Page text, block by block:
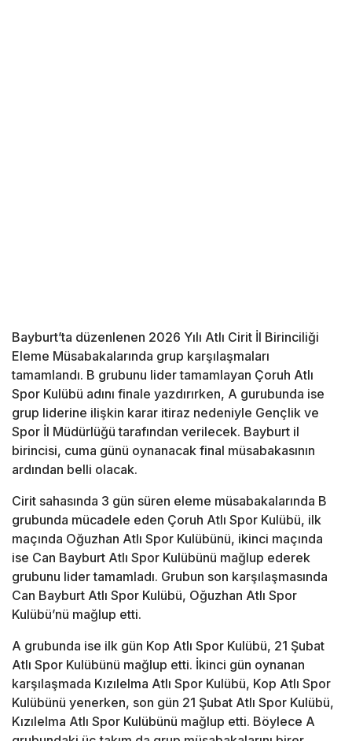
Bayburt’ta düzenlenen 2026 Yılı Atlı Cirit İl Birinciliği
Eleme Müsabakalarında grup karşılaşmaları
tamamlandı. B grubunu lider tamamlayan Çoruh Atlı
Spor Kulübü adını finale yazdırırken, A gurubunda ise
grup liderine ilişkin karar itiraz nedeniyle Gençlik ve
Spor İl Müdürlüğü tarafından verilecek. Bayburt il
birincisi, cuma günü oynanacak final müsabakasının
ardından belli olacak.
Cirit sahasında 3 gün süren eleme müsabakalarında B
grubunda mücadele eden Çoruh Atlı Spor Kulübü, ilk
maçında Oğuzhan Atlı Spor Kulübünü, ikinci maçında
ise Can Bayburt Atlı Spor Kulübünü mağlup ederek
grubunu lider tamamladı. Grubun son karşılaşmasında
Can Bayburt Atlı Spor Kulübü, Oğuzhan Atlı Spor
Kulübü’nü mağlup etti.
A grubunda ise ilk gün Kop Atlı Spor Kulübü, 21 Şubat
Atlı Spor Kulübünü mağlup etti. İkinci gün oynanan
karşılaşmada Kızılelma Atlı Spor Kulübü, Kop Atlı Spor
Kulübünü yenerken, son gün 21 Şubat Atlı Spor Kulübü,
Kızılelma Atlı Spor Kulübünü mağlup etti. Böylece A